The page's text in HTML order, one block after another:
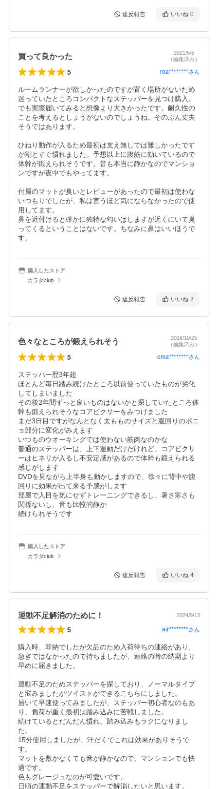
違反報告 いいね 0
買って良かった
2021/6/5
（編集済み）
5 roa********さん
ルームランナーが欲しかったのですが置く場所がないため
迷っていたところコンパクトなステッパーを見つけ購入。
でも実際届いてみると想像より大きかったです。耐久性の
ことを考えるとしょうがないのでしょうね。そのぶん丈夫
そうではあります。
ひねり動作が入るため最初は支え無しでは難しかったです
が割とすぐ慣れました。予想以上に腹筋に効いているので
体幹が鍛えられそうです。音も本当に静かなのでマンショ
ンですが夜中でもやってます。
付属のマットが臭いとレビューがあったので最初は使わな
いつもりでしたが、私は言うほど気にならなかったので使
用してます。
鼻を近付けると確かに独特な匂いはしますが近くにいて臭
ってくるということはないです。ちなみに鼻はいいほうで
す。
購入したストア
カラダclub
違反報告 いいね 2
色々なところが鍛えられそう
2016/10/25
（編集済み）
5 oma********さん
ステッパー歴3年超
ほとんど毎日踏み続けたところ以前使っていたものが劣化
してしまいました
その後2年間ずっと良いものはないかと探していたところ体
幹も鍛えられそうなコアビクサーをみつけました
まだ3日目ですがなんとなく太もものサイズと腹回りのポニ
ョ部分に変化がみえます
いつものウオーキングでは使わない筋肉なのかな
普通のステッパーは、上下運動だけだけれど、コアビクサ
ーはヒネリが入るし不安定感があるので体幹も鍛えられる
感じがします
DVDを見ながら上半身も動かしますので、徐々に背中や腹
回りに効果が出て来る予感がします
部屋で人目を気にせずトレーニングできるし、暑さ寒さも
関係ないし、音も比較的静か
続けられそうです
購入したストア
カラダclub
違反報告 いいね 4
運動不足解消のために！ 2024/9/13
5 air********さん
購入時、即納でしたが欠品のため入荷待ちの連絡があり、
急ぎではなかったので待ちましたが、連絡の時の納期より
早めに届きました。
運動不足のためステッパーを探しており、ノーマルタイプ
と悩みましたがツイストができるこちらにしました。
届いて早速使ってみましたが、ステッパー初心者なのもあ
り、負荷が重く最初は踏み込みに苦戦しました。
続けているとだんだん慣れ、踏み込みもラクになりまし
た。
15分使用しましたが、汗だくでこれは効果がありそうで
す。
マットを敷かなくても音が静かなので、マンションでも快
適です。
色もグレージュなのが可愛いです。
日頃の運動不足をステッパーで解消したいと思います。